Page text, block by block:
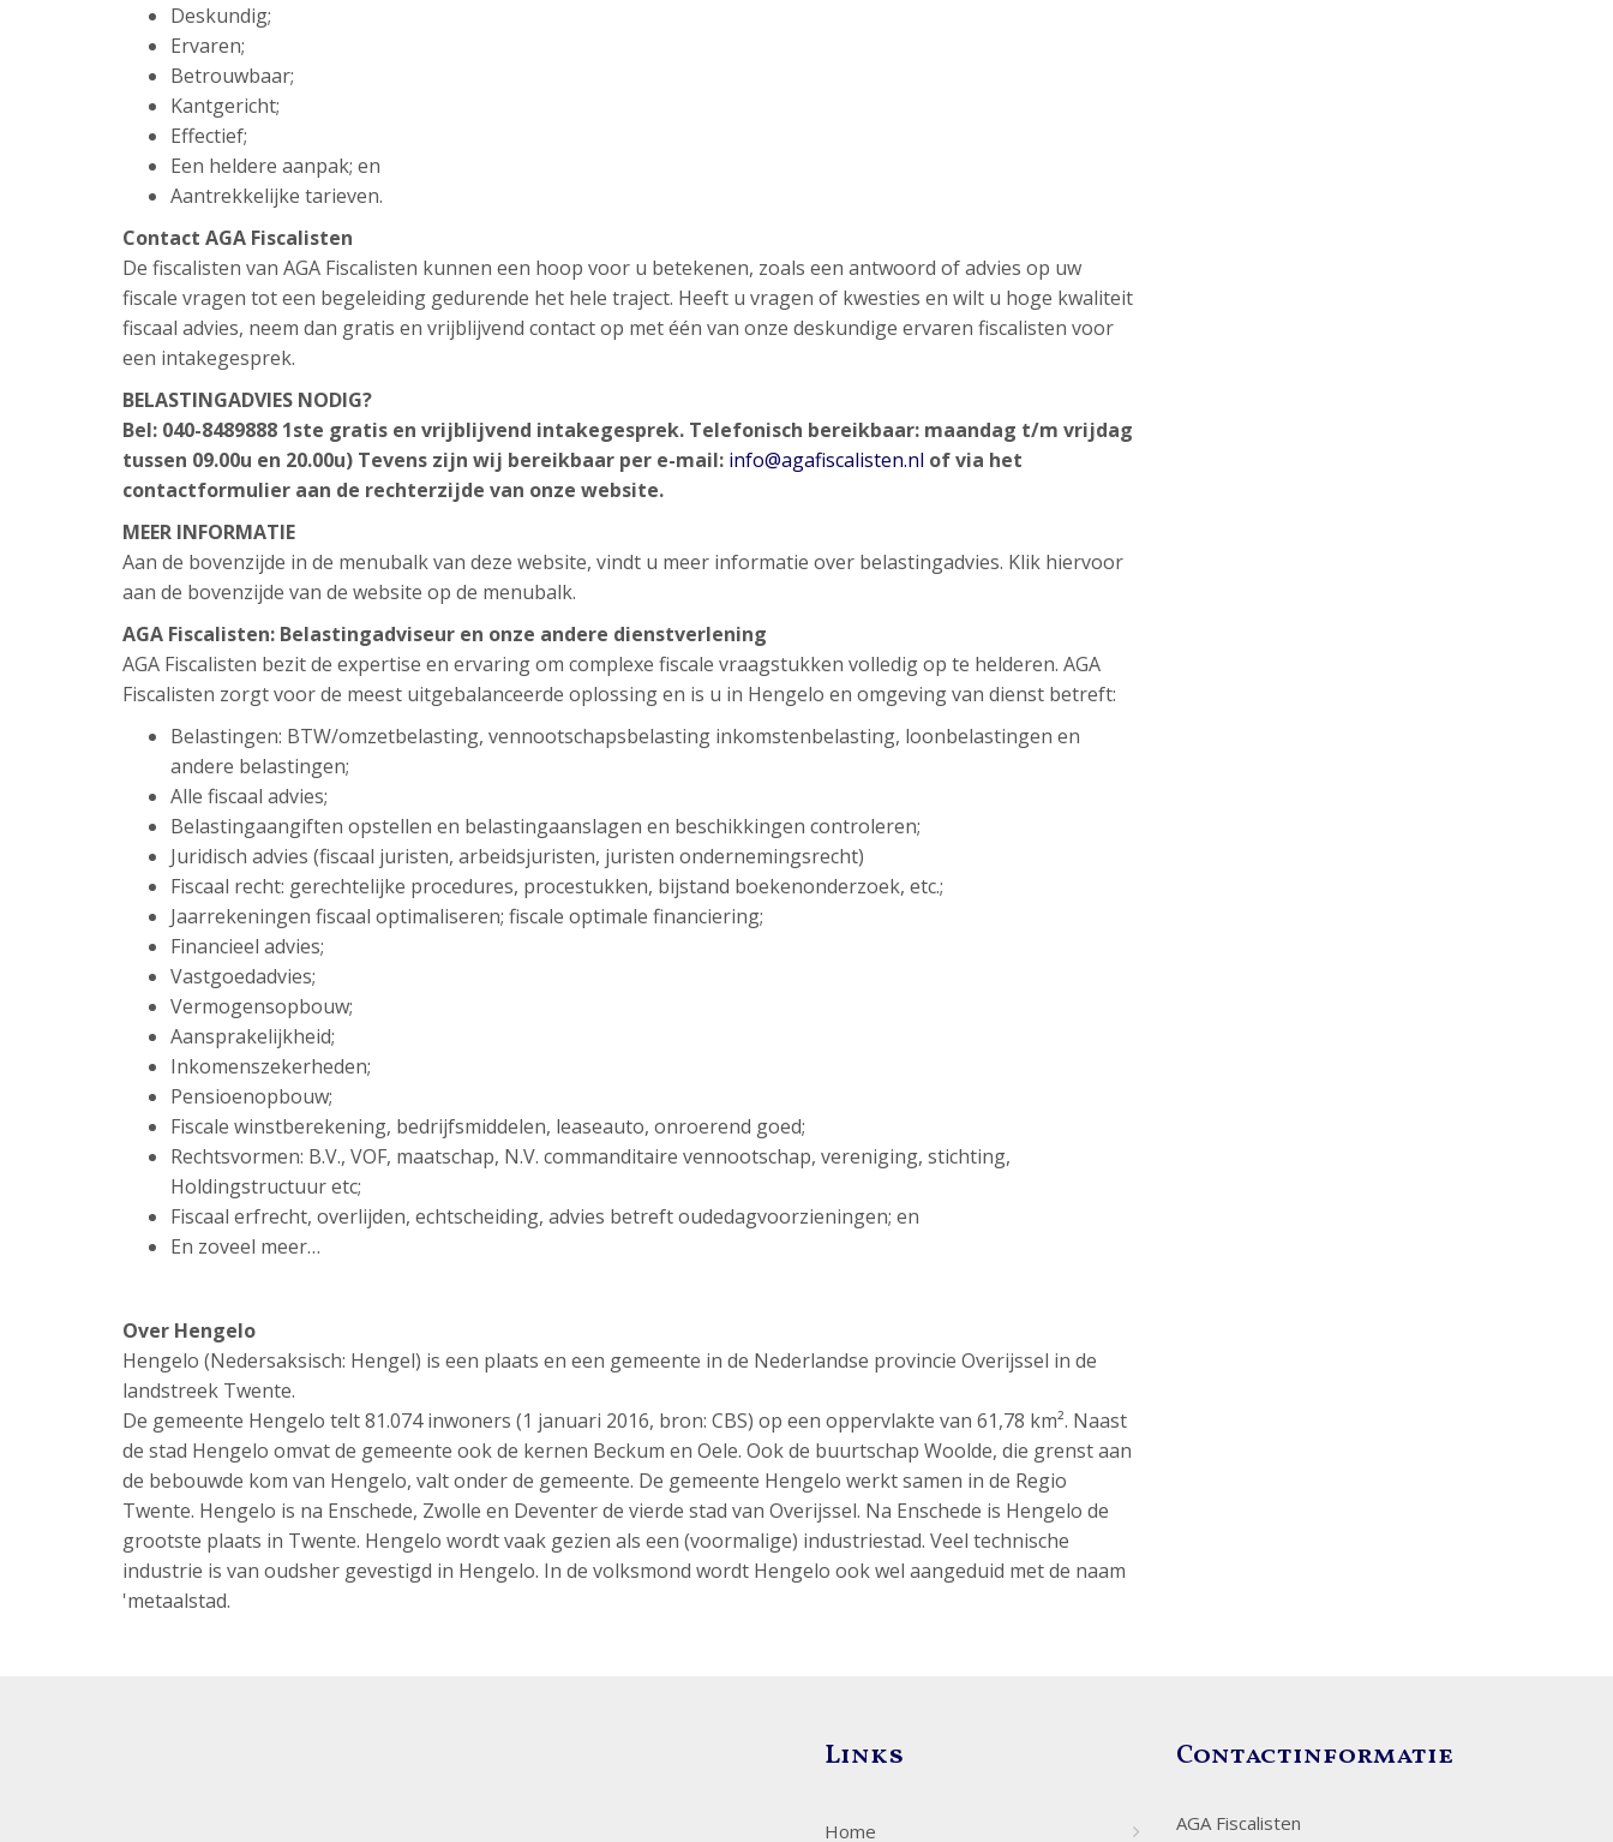
Deskundig;
Ervaren;
Betrouwbaar;
Kantgericht;
Effectief;
Een heldere aanpak; en
Aantrekkelijke tarieven.
Contact AGA Fiscalisten
De fiscalisten van AGA Fiscalisten kunnen een hoop voor u betekenen, zoals een antwoord of advies op uw
fiscale vragen tot een begeleiding gedurende het hele traject. Heeft u vragen of kwesties en wilt u hoge kwaliteit
fiscaal advies, neem dan gratis en vrijblijvend contact op met één van onze deskundige ervaren fiscalisten voor
een intakegesprek.
BELASTINGADVIES NODIG?
Bel: 040-8489888 1ste gratis en vrijblijvend intakegesprek. Telefonisch bereikbaar: maandag t/m vrijdag
tussen 09.00u en 20.00u) Tevens zijn wij bereikbaar per e-mail: info@agafiscalisten.nl of via het
contactformulier aan de rechterzijde van onze website.
MEER INFORMATIE
Aan de bovenzijde in de menubalk van deze website, vindt u meer informatie over belastingadvies. Klik hiervoor
aan de bovenzijde van de website op de menubalk.
AGA Fiscalisten: Belastingadviseur en onze andere dienstverlening
AGA Fiscalisten bezit de expertise en ervaring om complexe fiscale vraagstukken volledig op te helderen. AGA
Fiscalisten zorgt voor de meest uitgebalanceerde oplossing en is u in Hengelo en omgeving van dienst betreft:
Belastingen: BTW/omzetbelasting, vennootschapsbelasting inkomstenbelasting, loonbelastingen en
andere belastingen;
Alle fiscaal advies;
Belastingaangiften opstellen en belastingaanslagen en beschikkingen controleren;
Juridisch advies (fiscaal juristen, arbeidsjuristen, juristen ondernemingsrecht)
Fiscaal recht: gerechtelijke procedures, procestukken, bijstand boekenonderzoek, etc.;
Jaarrekeningen fiscaal optimaliseren; fiscale optimale financiering;
Financieel advies;
Vastgoedadvies;
Vermogensopbouw;
Aansprakelijkheid;
Inkomenszekerheden;
Pensioenopbouw;
Fiscale winstberekening, bedrijfsmiddelen, leaseauto, onroerend goed;
Rechtsvormen: B.V., VOF, maatschap, N.V. commanditaire vennootschap, vereniging, stichting,
Holdingstructuur etc;
Fiscaal erfrecht, overlijden, echtscheiding, advies betreft oudedagvoorzieningen; en
En zoveel meer…
Over Hengelo
Hengelo (Nedersaksisch: Hengel) is een plaats en een gemeente in de Nederlandse provincie Overijssel in de
landstreek Twente.
De gemeente Hengelo telt 81.074 inwoners (1 januari 2016, bron: CBS) op een oppervlakte van 61,78 km². Naast
de stad Hengelo omvat de gemeente ook de kernen Beckum en Oele. Ook de buurtschap Woolde, die grenst aan
de bebouwde kom van Hengelo, valt onder de gemeente. De gemeente Hengelo werkt samen in de Regio
Twente. Hengelo is na Enschede, Zwolle en Deventer de vierde stad van Overijssel. Na Enschede is Hengelo de
grootste plaats in Twente. Hengelo wordt vaak gezien als een (voormalige) industriestad. Veel technische
industrie is van oudsher gevestigd in Hengelo. In de volksmond wordt Hengelo ook wel aangeduid met de naam
'metaalstad.
Links
Home
Contactinformatie
AGA Fiscalisten